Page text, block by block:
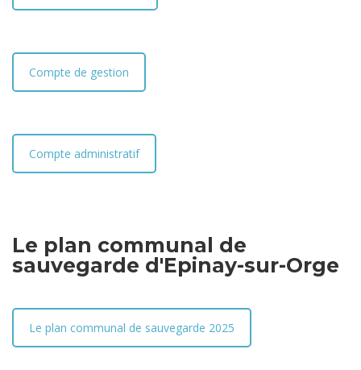
Compte de gestion
Compte administratif
Le plan communal de
sauvegarde d'Epinay-sur-Orge
Le plan communal de sauvegarde 2025